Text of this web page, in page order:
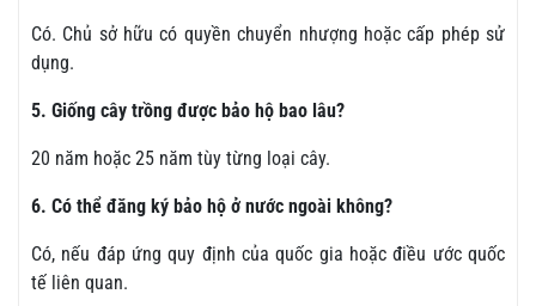
Có. Chủ sở hữu có quyền chuyển nhượng hoặc cấp phép sử
dụng.
5. Giống cây trồng được bảo hộ bao lâu?
20 năm hoặc 25 năm tùy từng loại cây.
6. Có thể đăng ký bảo hộ ở nước ngoài không?
Có, nếu đáp ứng quy định của quốc gia hoặc điều ước quốc
tế liên quan.